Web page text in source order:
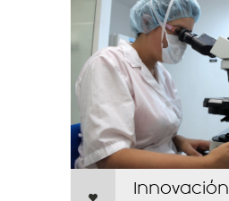
Innovación